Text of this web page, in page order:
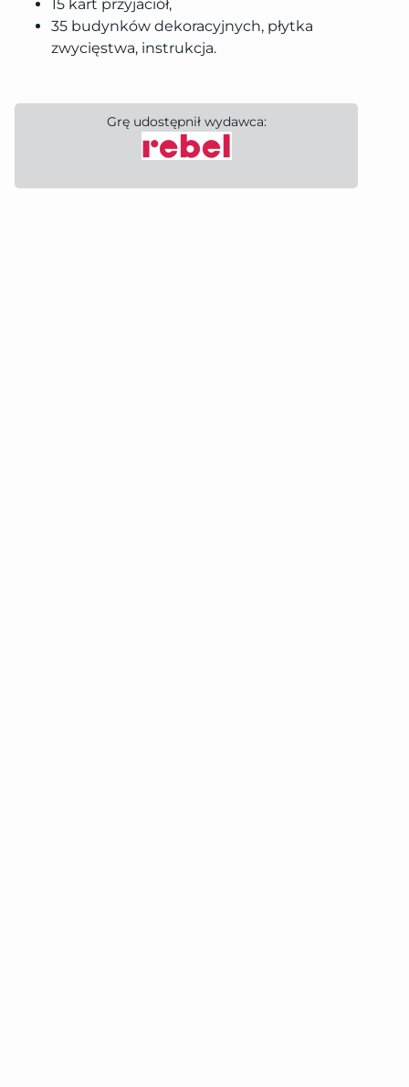
15 kart przyjaciół,
35 budynków dekoracyjnych, płytka
zwycięstwa, instrukcja.